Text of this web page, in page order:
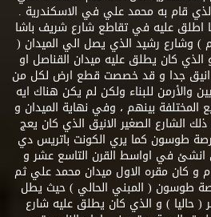
قام به محمد علي في الاسكندرية .
عليه في تقاطع شارع شريف باشا
) وشارع رشيد الذي يصل الي الميدان (
كان يطلق عليه ميدان القناصل او
انيق جدا و قد خصصت قطع ارض لكل من
والأرمن للبناء ولكن لم يكن هناك ايه
المختلفة بينهم ، وفي نهاية الميدان و
الشارع الصغير الانيق الذي كان يعج
طوسون كما يري الكونت باتريس دي
انشئ في اواسط القرن التاسع عشر و
بالتحديد في 15 فبراير 1888 م و كان مقره الاول ميدان محمد علي ثم
طوسون ( المبني الحالي ) حيث يطل
( حاليا ) و الذي كان يطلق عليه شارع